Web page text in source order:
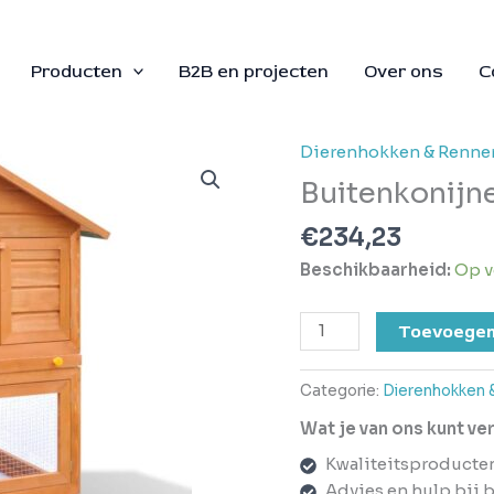
Producten B2B en projecten Over ons
Dierenhokken &
€234,23
Beschikbaarheid: Op
Buitenkonijnenhok
Houten
Kooi
3
Lagen
Categorie: Dierenhokken
Wat je van ons kunt